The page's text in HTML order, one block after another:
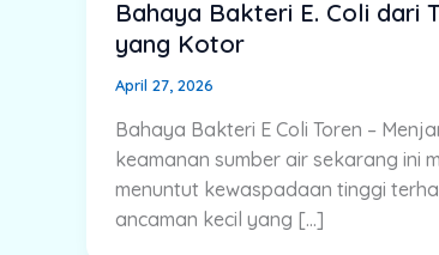
Bahaya Bakteri E. Coli dari
yang Kotor
April 27, 2026
Bahaya Bakteri E Coli Toren –
keamanan sumber air sekarang ini
menuntut kewaspadaan tinggi
ancaman kecil yang […]